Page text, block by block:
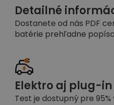
Detailné
Dostanete od nás PDF
batérie prehľadne
Elektro aj plug-
Test je dostupný pre